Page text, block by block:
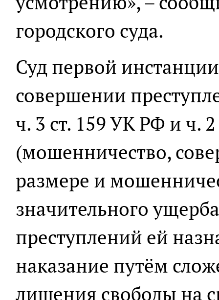
городского суда.
Суд первой
совершении
ч. 3 ст. 159 УК РФ и ч.
(мошенничество,
размере и
значительного
преступлений ей
наказание путём
лишения свободы на